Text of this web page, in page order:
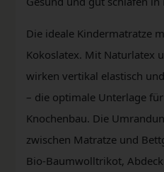
Die ideale Kindermatratze
Kokoslatex. Mit Naturlatex
wirken vertikal elastisch
– die optimale Unterlage
Knochenbau. Die
zwischen Matratze und
Bio-Baumwolltrikot,